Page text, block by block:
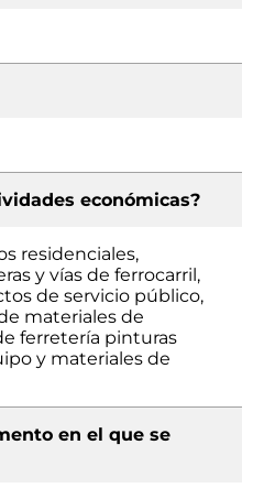
económicas?
residenciales,
y vías de ferrocarril,
de servicio público,
materiales de
ferretería pinturas
y materiales de
en el que se